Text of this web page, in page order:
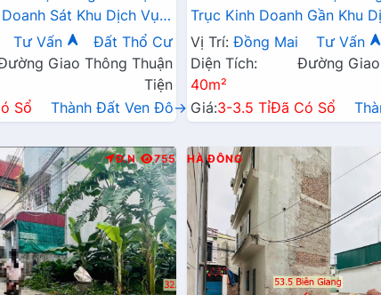
Sát Khu Dịch Vụ
Tư Vấn
Đất Thổ Cư
Giao Thông Thuận
Tiện
Sổ Thành Đất Ven Đô→
Trục Kinh Doanh Gần Khu
Thái Đồng Mai
Vị Trí: Đồng Mai Tư Vấn
Diện Tích:
40m²
Đường
Giá:3-3.5 TỉĐã Có Sổ
Đ.N 755 HÀ ĐÔNG